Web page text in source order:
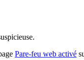
Pare-feu web activé